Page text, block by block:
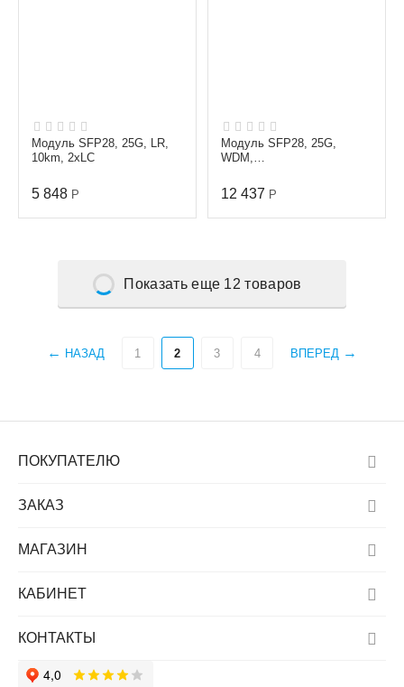
Модуль SFP28, 25G, LR,
10km, 2xLC
5 848 Р
Модуль SFP28, 25G,
WDM,
10km, LC
12 437 Р
Показать еще 12 товаров
НАЗАД 1 2 3 4 ВПЕРЕД
ПОКУПАТЕЛЮ
ЗАКАЗ
МАГАЗИН
КАБИНЕТ
КОНТАКТЫ